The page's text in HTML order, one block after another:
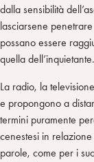
dalla sensibilità
lasciarsene
possano essere
quella dell’inquietante.
La radio, la
e propongono a
termini puramente
cenestesi in
parole, come per i